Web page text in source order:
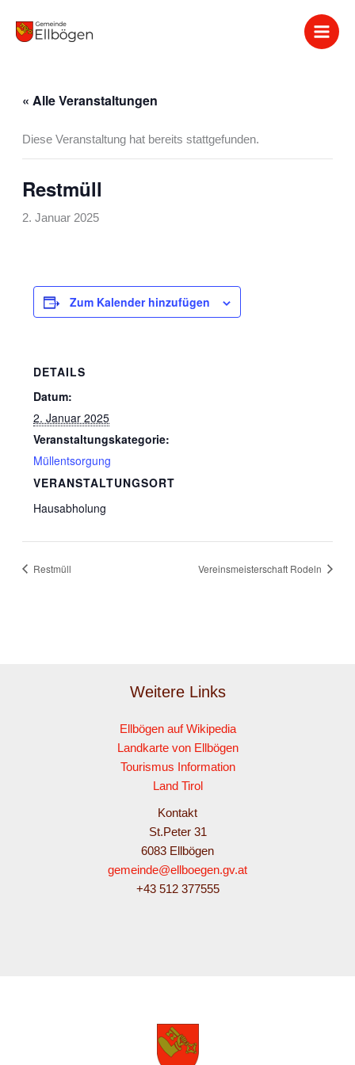
Inhalt
« Alle Veranstaltungen
Diese Veranstaltung hat bereits stattgefunden.
Restmüll
2. Januar 2025
Zum Kalender hinzufügen
DETAILS
Datum:
2. Januar 2025
Veranstaltungskategorie:
Müllentsorgung
VERANSTALTUNGSORT
Hausabholung
Restmüll Vereinsmeisterschaft Rodeln
Weitere Links
Ellbögen auf Wikipedia
Landkarte von Ellbögen
Tourismus Information
Land Tirol
Kontakt
St.Peter 31
6083 Ellbögen
gemeinde@ellboegen.gv.at
+43 512 377555